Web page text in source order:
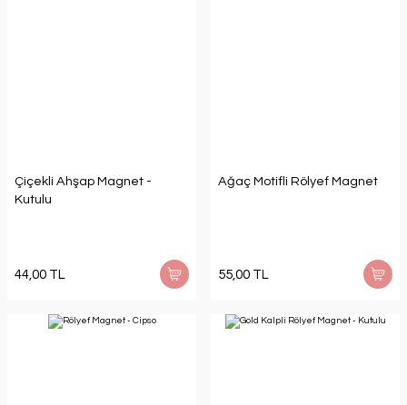
Çiçekli Ahşap Magnet -
Kutulu
44,00 TL
Ağaç Motifli Rölyef Magnet
55,00 TL